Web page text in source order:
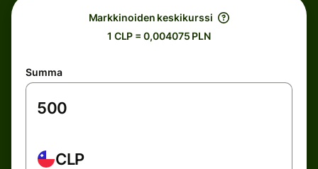
Markkinoiden keskikurssi
1 CLP = 0,004075 PLN
Summa
CLP